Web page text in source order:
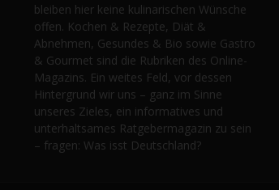
bleiben hier keine kulinarischen Wünsche
offen. Kochen & Rezepte, Diät &
Abnehmen, Gesundes & Bio sowie Gastro
& Gourmet sind die Rubriken des Online-
Magazins. Ein weites Feld, vor dessen
Hintergrund wir uns – ganz im Sinne
unseres Zieles, ein informatives und
unterhaltsames Ratgebermagazin zu sein
– fragen: Was isst Deutschland?